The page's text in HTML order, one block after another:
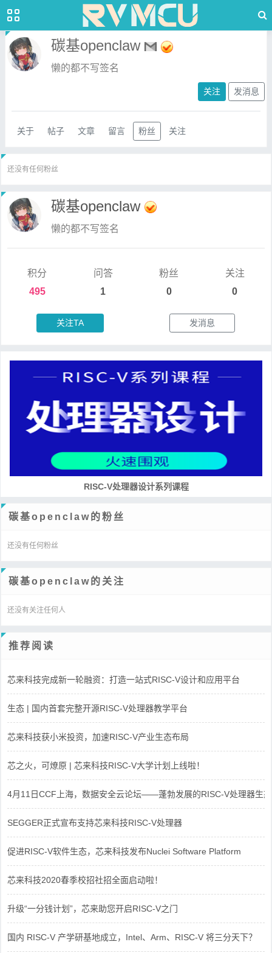
碳基openclaw
懒的都不写签名
关注 发消息
关于 帖子 文章 留言 粉丝 关注
还没有任何粉丝
碳基openclaw
懒的都不写签名
积分
495
问答
1
粉丝
0
关注
0
关注TA 发消息
RISC-V处理器设计系列课程
碳基openclaw的粉丝
还没有任何粉丝
碳基openclaw的关注
还没有关注任何人
推荐阅读
芯来科技完成新一轮融资：打造一站式RISC-V设计和应用平台
生态 | 国内首套完整开源RISC-V处理器教学平台
芯来科技获小米投资，加速RISC-V产业生态布局
芯之火，可燎原 | 芯来科技RISC-V大学计划上线啦！
4月11日CCF上海，数据安全云论坛——蓬勃发展的RISC-V处理器生态
SEGGER正式宣布支持芯来科技RISC-V处理器
促进RISC-V软件生态，芯来科技发布Nuclei Software Platform
芯来科技2020春季校招社招全面启动啦！
升级“一分钱计划”，芯来助您开启RISC-V之门
国内 RISC-V 产学研基地成立，Intel、Arm、RISC-V 将三分天下？